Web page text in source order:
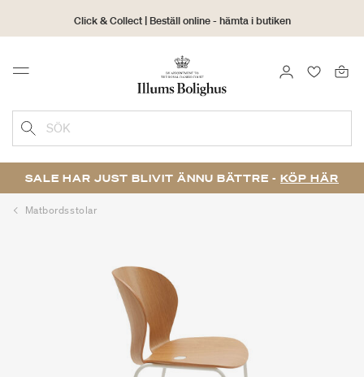
Click & Collect | Beställ online - hämta i butiken
30 dagars returrätt
Menu LOGGA IN
SÖK
SALE HAR JUST BLIVIT ÄNNU BÄTTRE - KÖP HÄR
Matbordsstolar